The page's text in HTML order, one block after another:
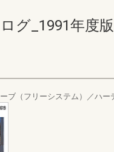
グ_1991年度
（フリーシステム）／ハー